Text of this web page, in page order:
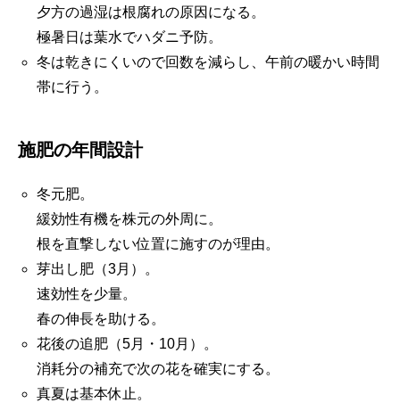
夕方の過湿は根腐れの原因になる。
極暑日は葉水でハダニ予防。
冬は乾きにくいので回数を減らし、午前の暖かい時間
帯に行う。
施肥の年間設計
冬元肥。
緩効性有機を株元の外周に。
根を直撃しない位置に施すのが理由。
芽出し肥（3月）。
速効性を少量。
春の伸長を助ける。
花後の追肥（5月・10月）。
消耗分の補充で次の花を確実にする。
真夏は基本休止。